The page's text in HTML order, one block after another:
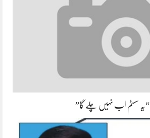
“یہ سسٹم اب نہیں چلے گا”